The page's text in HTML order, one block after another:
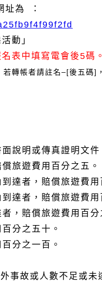
址為 ：
動」
表中填寫電會後5碼。
若轉帳者請註名–[後五碼]
說明或傳真證明文
旅遊費用百分之五。
達者，賠償旅遊費用
達者，賠償旅遊費用
，賠償旅遊費用百分
分之五十。
分之一百。
故或人數不足或未